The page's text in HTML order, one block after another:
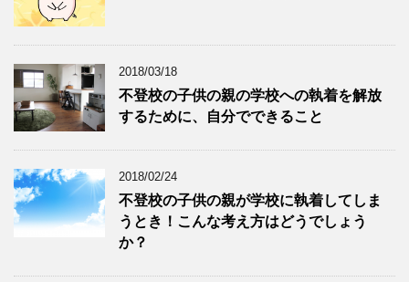
2018/03/18
不登校の子供の親の学校への執着を解放
するために、自分でできること
2018/02/24
不登校の子供の親が学校に執着してしま
うとき！こんな考え方はどうでしょう
か？